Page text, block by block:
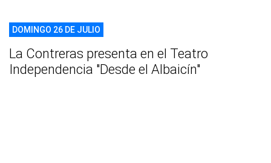
DOMINGO 26 DE JULIO
La Contreras presenta en el Teatro
Independencia "Desde el Albaicín"